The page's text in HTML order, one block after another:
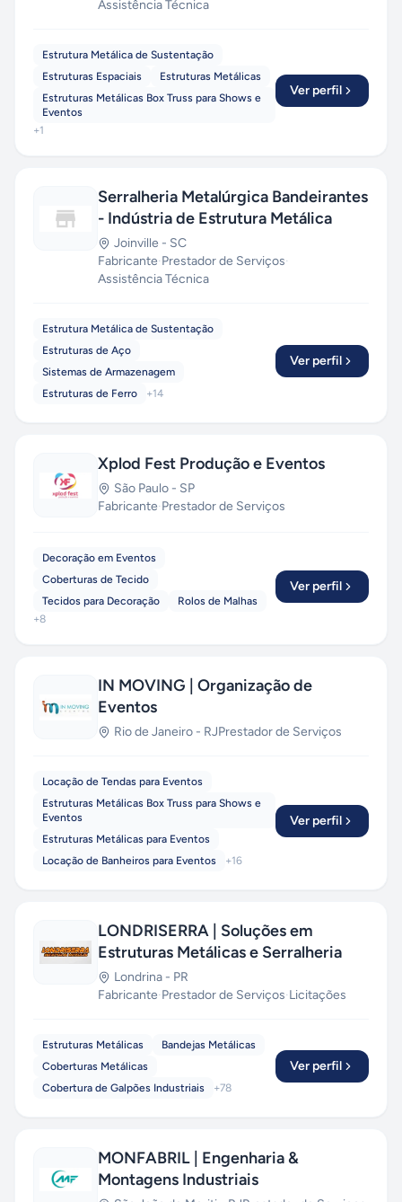
Assistência Técnica
Estrutura Metálica de Sustentação
Estruturas Espaciais
Estruturas Metálicas
Estruturas Metálicas Box Truss para Shows e
Eventos
+1
Ver perfil
Serralheria Metalúrgica Bandeirantes
- Indústria de Estrutura Metálica
Joinville - SC
Fabricante·Prestador de Serviços·
Assistência Técnica
Estrutura Metálica de Sustentação
Estruturas de Aço
Sistemas de Armazenagem
Estruturas de Ferro
+14
Ver perfil
Xplod Fest Produção e Eventos
São Paulo - SP
Fabricante·Prestador de Serviços
Decoração em Eventos
Coberturas de Tecido
Tecidos para Decoração
Rolos de Malhas
+8
Ver perfil
IN MOVING | Organização de
Eventos
Rio de Janeiro - RJPrestador de Serviços
Locação de Tendas para Eventos
Estruturas Metálicas Box Truss para Shows e
Eventos
Estruturas Metálicas para Eventos
Locação de Banheiros para Eventos
+16
Ver perfil
LONDRISERRA | Soluções em
Estruturas Metálicas e Serralheria
Londrina - PR
Fabricante·Prestador de Serviços·Licitações
Estruturas Metálicas
Bandejas Metálicas
Coberturas Metálicas
Cobertura de Galpões Industriais
+78
Ver perfil
MONFABRIL | Engenharia &
Montagens Industriais